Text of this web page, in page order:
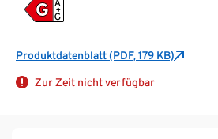
Produktdatenblatt (PDF, 179 KB)
Zur Zeit nicht verfügbar